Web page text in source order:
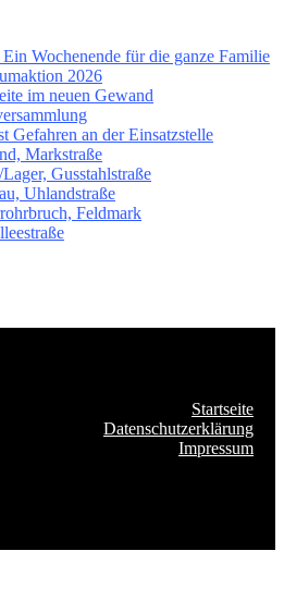
Wochenende für die ganze Familie
2026
im neuen Gewand
Gefahren an der Einsatzstelle
Markstraße
Gusstahlstraße
Uhlandstraße
Feldmark
Startseite
Datenschutzerklärung
Impressum